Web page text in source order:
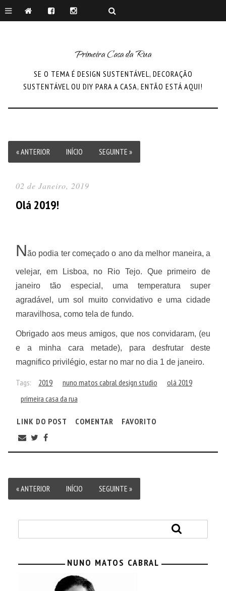
Primeira Casa da Rua
SE O TEMA É DESIGN SUSTENTÁVEL, DECORAÇÃO
SUSTENTÁVEL OU DIY PARA A CASA, ENTÃO ESTÁ AQUI!
« ANTERIOR INÍCIO SEGUINTE »
02 de Janeiro, 2019
Olá 2019!
Não podia ter começado o ano da melhor maneira, a
velejar, em Lisboa, no Rio Tejo. Que primeiro de
janeiro tão especial, uma temperatura super
agradável, um sol muito convidativo e uma cidade
maravilhosa, como tela de fundo.
Obrigado aos meus amigos, que nos convidaram, (eu
e a minha cara metade), para desfrutar deste
magnifico privilégio, estar no mar no dia 1 de janeiro.
Tags: 2019 nuno matos cabral design studio
olá 2019
primeira casa da rua
LINK DO POST COMENTAR FAVORITO
« ANTERIOR INÍCIO SEGUINTE »
NUNO MATOS CABRAL